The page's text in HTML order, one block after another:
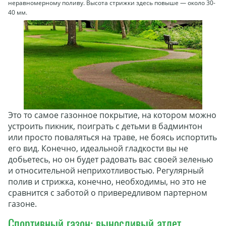
неравномерному поливу. Высота стрижки здесь повыше — около 30-
40 мм.
Это то самое газонное покрытие, на котором можно
устроить пикник, поиграть с детьми в бадминтон
или просто поваляться на траве, не боясь испортить
его вид. Конечно, идеальной гладкости вы не
добьетесь, но он будет радовать вас своей зеленью
и относительной неприхотливостью. Регулярный
полив и стрижка, конечно, необходимы, но это не
сравнится с заботой о привередливом партерном
газоне.